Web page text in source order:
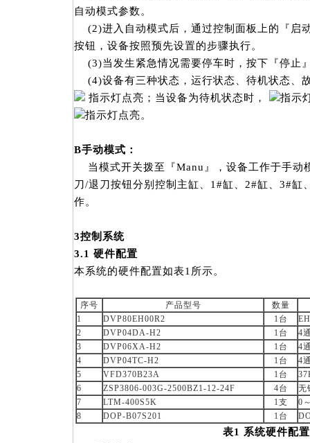
自动模式参数。
(2)进入自动模式后，通过控制面板上的『启
按钮，设备按照预先设置的步骤执行。
(3)当发生紧急情况需要停车时，按下『停止
(4)设备有三种状态，运行状态、待机状态、
指示灯点亮；当设备为待机状态时，
指示
指示灯点亮。
B手动模式：
当模式开关拨至『Manu』，设备工作于手动
刀/退刀按钮分别控制主缸、1#缸、2#缸、3#缸
作。
3控制系统
3.1 硬件配置
本系统的硬件配置如表1所示。
序号 产品型号
数量
1
DVP80EH00R2 1台
2
DVP04DA-H2 1台
4
3
DVP06XA-H2 1台
4
4
DVP04TC-H2 1台
4
5
VFD370B23A 1台
6
ZSP3806-003G-2500BZ1-12-24F 4台
无
7
LTM-400S5K 1支
0
8
DOP-B07S201 1台
表1 系统硬件配